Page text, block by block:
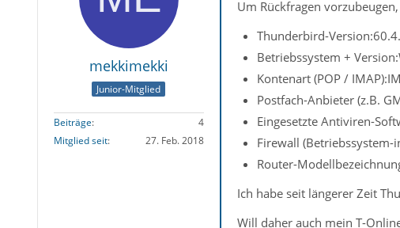
mekkimekki
Junior-Mitglied
Beiträge
4
Mitglied seit
27. Feb. 2018
Um Rückfragen
Thunderbird-
Betriebssystem +
Kontenart (POP /
Postfach-Anbieter (z.B.
Eingesetzte Antiviren-
Firewall
Router-
Ich habe seit längerer Zeit
Will daher auch mein T-